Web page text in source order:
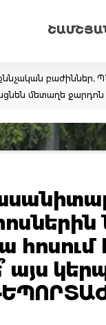
բաժիններ,
մետաղե
այս